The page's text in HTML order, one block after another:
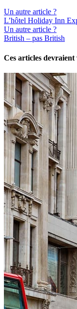
Un autre article ?
L’hôtel Holiday Inn
Un autre article ?
British – pas British
Ces articles devraient